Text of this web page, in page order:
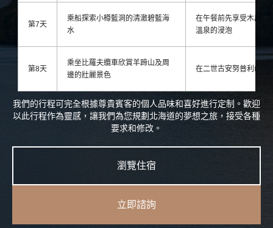
第7天
乘船探索小樽藍洞的清澈碧藍海
水
在午餐前先享受木屑燃
溫泉的浸泡
第8天
乘坐比羅夫纜車欣賞羊蹄山及周
邊的壯麗景色
在二世古安努普利山頂
我們的行程可完全根據尊貴賓客的個人品味和喜好進行定制。歡迎
以此行程作為靈感，讓我們為您規劃北海道的夢想之旅，接受各種
要求和修改。
瀏覽住宿
立即諮詢